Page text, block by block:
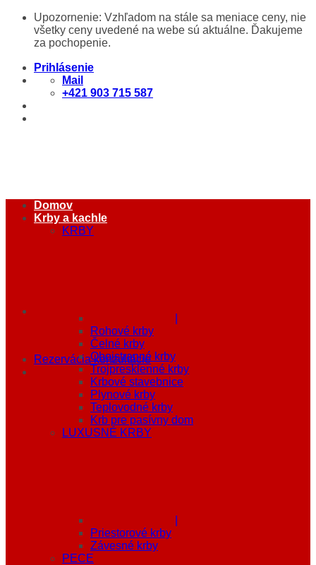
Skip
content
Upozornenie: Vzhľadom na stále sa meniace ceny, nie
všetky ceny uvedené na webe sú aktuálne. Ďakujeme
za pochopenie.
Prihlásenie
Mail
+421 903 715 587
Rezervácia konzultácie
Domov
Krby a kachle
KRBY
Rohové krby
Čelné krby
Obojstranné krby
Trojpresklenné krby
Krbové stavebnice
Plynové krby
Teplovodné krby
Krb pre pasívny dom
LUXUSNÉ KRBY
Priestorové krby
Závesné krby
PECE